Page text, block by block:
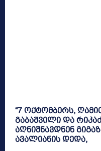
“7 ოქტომბერს,
გაბაშვილი და
აღნიშნავდნენ
ავალიანის დედა,